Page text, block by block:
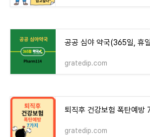
gratedip.com
퇴직후 건강보험 폭탄예방
gratedip.com